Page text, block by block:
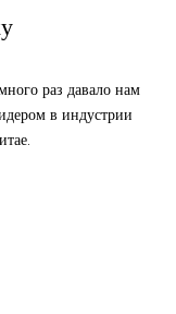
раз давало нам
в индустрии